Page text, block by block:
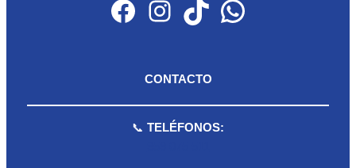
Facebook Instagram TikTok WhatsApp
CONTACTO
📞 TELÉFONOS: